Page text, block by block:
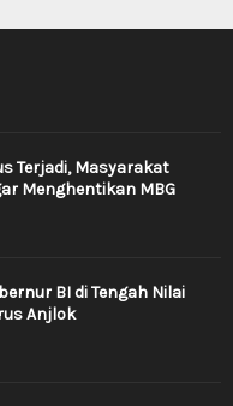
Terjadi, Masyarakat
Menghentikan MBG
BI di Tengah Nilai
Anjlok